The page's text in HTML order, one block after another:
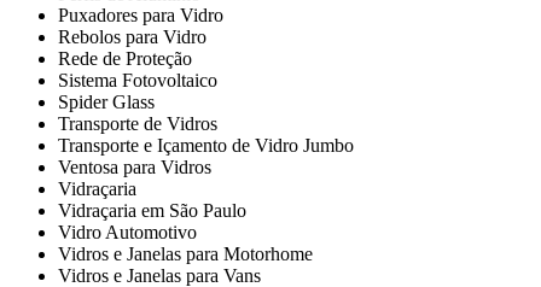
Puxadores para Vidro
Rebolos para Vidro
Rede de Proteção
Sistema Fotovoltaico
Spider Glass
Transporte de Vidros
Transporte e Içamento de Vidro Jumbo
Ventosa para Vidros
Vidraçaria
Vidraçaria em São Paulo
Vidro Automotivo
Vidros e Janelas para Motorhome
Vidros e Janelas para Vans